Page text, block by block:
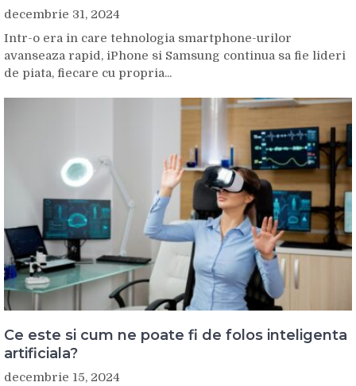
decembrie 31, 2024
Intr-o era in care tehnologia smartphone-urilor
avanseaza rapid, iPhone si Samsung continua sa fie lideri
de piata, fiecare cu propria...
Ce este si cum ne poate fi de folos inteligenta
artificiala?
decembrie 15, 2024